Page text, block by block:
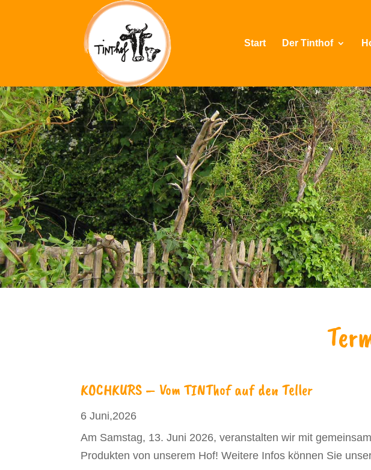
Start Der Tinthof
KOCHKURS – Vom TINThof auf den Teller
6 Juni,2026
Am Samstag, 13. Juni 2026, veranstalten wir mit
Produkten von unserem Hof! Weitere Infos können Sie